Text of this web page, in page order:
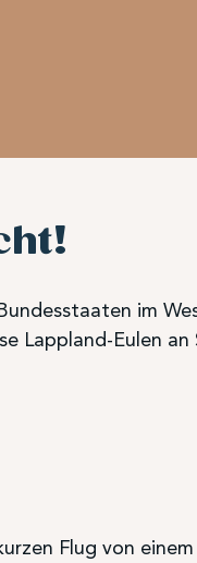
im
Lappland-Eulen
Flug von